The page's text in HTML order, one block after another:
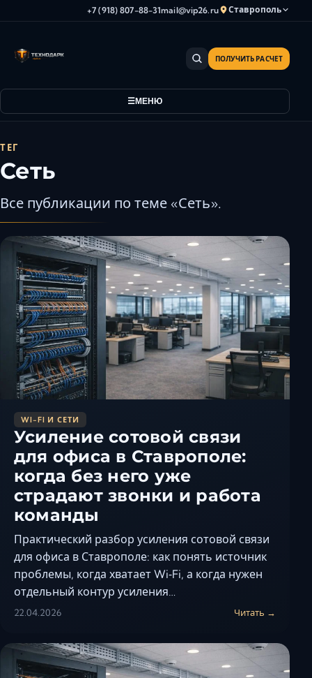
+7 (918) 807-88-31mail@vip26.ru Ставрополь
Анапа
Дербент
Камышин
Каспийск
Керчь
Кисловодск
Краснодар
Магас
Нальчик
Сочи
Таганрог
Феодосия
МЕНЮ
ПОЛУЧИТЬ РАСЧЕТ
ТЕГ
Сеть
Все публикации по теме «Сеть».
WI-FI И СЕТИ
Усиление сотовой связи
для офиса в Ставрополе:
когда без него уже
страдают звонки и работа
команды
Практический разбор усиления сотовой связи
для офиса в Ставрополе: как понять источник
проблемы, когда хватает Wi‑Fi, а когда нужен
отдельный контур усиления…
22.04.2026 Читать →